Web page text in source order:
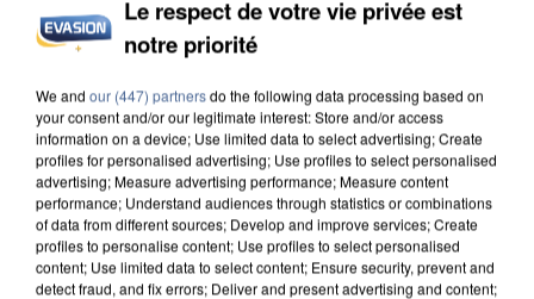
L’UN DES FONDATEURS SUPPOSÉS DE LA DZ
Le respect de votre vie privée est
notre priorité
We and our (447) partnersdo the following data processing based on
your consent and/or our legitimate interest: Store and/or access
information on a device; Use limited data to select advertising; Create
profiles for personalised advertising; Use profiles to select personalised
advertising; Measure advertising performance; Measure content
performance; Understand audiences through statistics or combinations
of data from different sources; Develop and improve services; Create
profiles to personalise content; Use profiles to select personalised
content; Use limited data to select content; Ensure security, prevent and
detect fraud, and fix errors; Deliver and present advertising and content;